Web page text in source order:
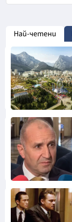
Най-четени